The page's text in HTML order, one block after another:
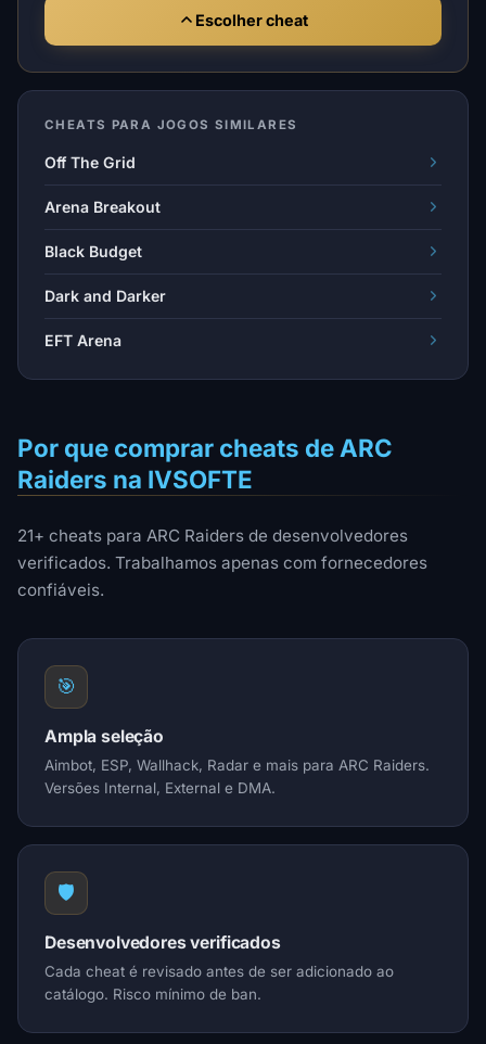
Escolher cheat
CHEATS PARA JOGOS SIMILARES
Off The Grid
Arena Breakout
Black Budget
Dark and Darker
EFT Arena
Por que comprar cheats de ARC
Raiders na IVSOFTE
21+ cheats para ARC Raiders de desenvolvedores
verificados. Trabalhamos apenas com fornecedores
confiáveis.
🎯
Ampla seleção
Aimbot, ESP, Wallhack, Radar e mais para ARC Raiders.
Versões Internal, External e DMA.
🛡️
Desenvolvedores verificados
Cada cheat é revisado antes de ser adicionado ao
catálogo. Risco mínimo de ban.